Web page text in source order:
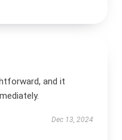
and it
Dec 13, 2024